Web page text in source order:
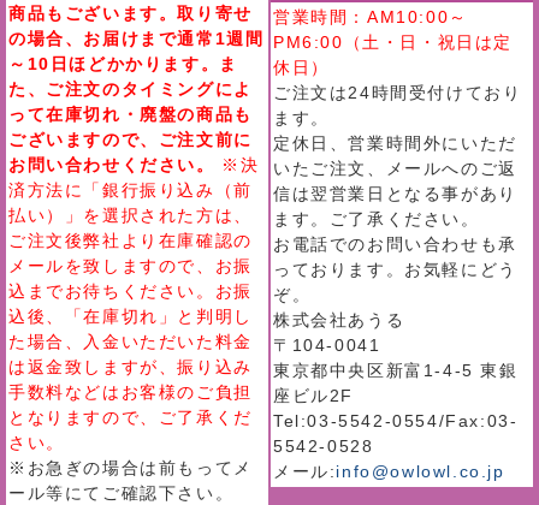
商品もございます。取り寄せ
の場合、お届けまで通常1週間
～10日ほどかかります。ま
た、ご注文のタイミングによ
って在庫切れ・廃盤の商品も
ございますので、ご注文前に
お問い合わせください。
※決
済方法に「銀行振り込み（前
払い）」を選択された方は、
ご注文後弊社より在庫確認の
メールを致しますので、お振
込までお待ちください。お振
込後、「在庫切れ」と判明し
た場合、入金いただいた料金
は返金致しますが、振り込み
手数料などはお客様のご負担
となりますので、ご了承くだ
さい。
※お急ぎの場合は前もってメ
ール等にてご確認下さい。
営業時間：AM10:00～
PM6:00（土・日・祝日は定
休日）
ご注文は24時間受付けており
ます。
定休日、営業時間外にいただ
いたご注文、メールへのご返
信は翌営業日となる事があり
ます。ご了承ください。
お電話でのお問い合わせも承
っております。お気軽にどう
ぞ。
株式会社あうる
〒104-0041
東京都中央区新富1-4-5 東銀
座ビル2F
Tel:03-5542-0554/Fax:03-
5542-0528
メール:info@owlowl.co.jp